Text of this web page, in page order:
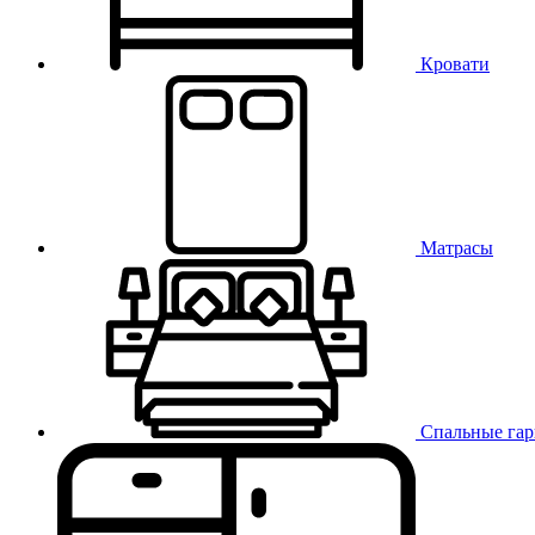
Кровати
Матрасы
Спальные